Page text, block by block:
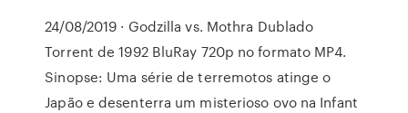
24/08/2019 · Godzilla vs. Mothra Dublado
Torrent de 1992 BluRay 720p no formato MP4.
Sinopse: Uma série de terremotos atinge o
Japão e desenterra um misterioso ovo na Infant